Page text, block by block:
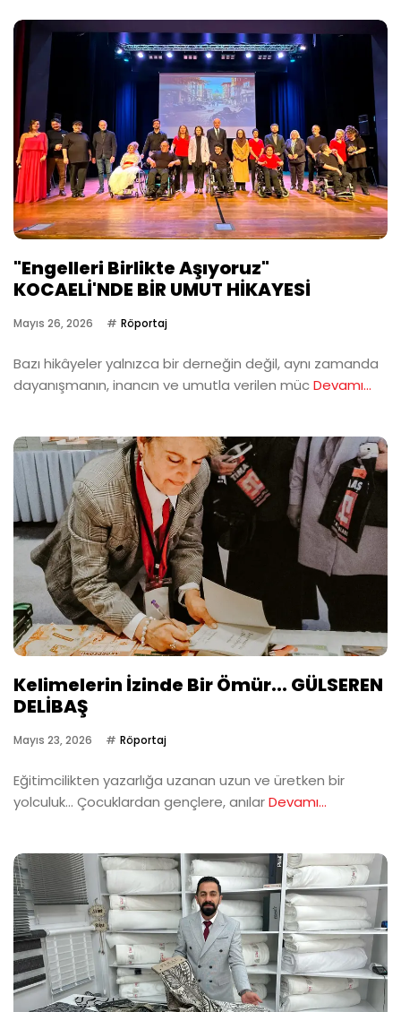
"Engelleri Birlikte Aşıyoruz"
KOCAELİ'NDE BİR UMUT HİKAYESİ
Mayıs 26, 2026 Röportaj
Bazı hikâyeler yalnızca bir derneğin değil, aynı zamanda
dayanışmanın, inancın ve umutla verilen mücDevamı...
Kelimelerin İzinde Bir Ömür... GÜLSEREN
DELİBAŞ
Mayıs 23, 2026 Röportaj
Eğitimcilikten yazarlığa uzanan uzun ve üretken bir
yolculuk… Çocuklardan gençlere, anılarDevamı...